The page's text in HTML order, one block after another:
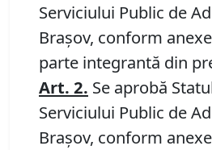
Serviciului Public de
Brașov, conform
parte integrantă din
Art. 2. Se aprobă
Serviciului Public de
Brașov, conform